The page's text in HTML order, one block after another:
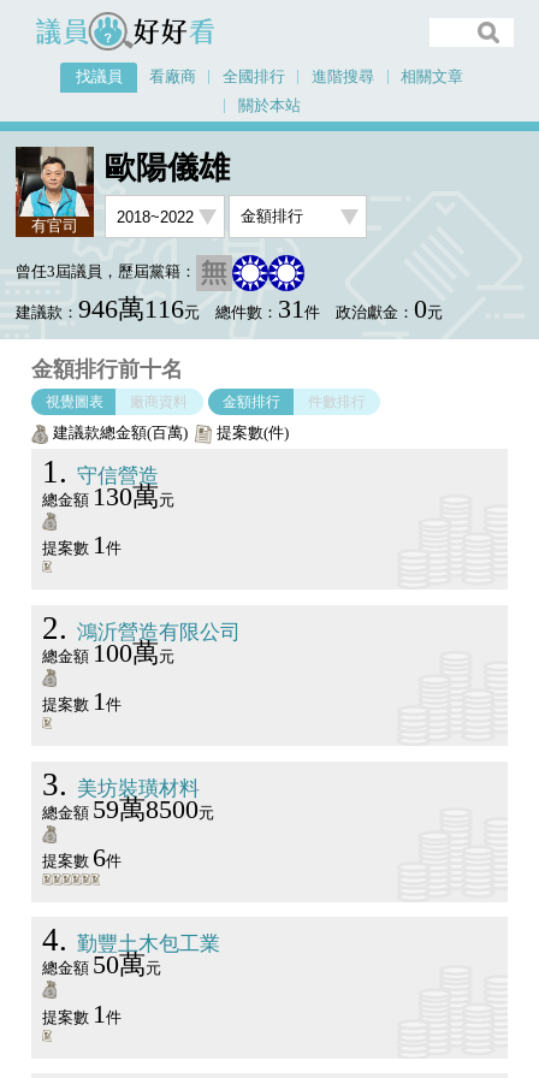
議員好好看
找議員 看廠商 全國排行 進階搜尋
相關文章
關於本站
首頁 找議員
有官司
歐陽儀雄
曾任3屆議員，歷屆黨籍：
建議款： 946萬116元 總件數： 31件 政治獻金： 0元
金額排行前十名
視覺圖表 廠商資料 金額排行 件數排行
建議款總金額(百萬) 提案數(件)
1 守信營造
總金額 130萬元
提案數 1 件
2 鴻沂營造有限公司
總金額 100萬元
提案數 1 件
3 美坊裝璜材料
總金額 59萬8500元
提案數 6件
4 勤豐土木包工業
總金額 50萬元
提案數 1 件